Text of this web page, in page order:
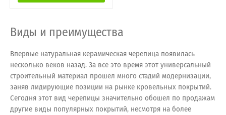
Виды и преимущества
Впервые натуральная керамическая черепица появилась
несколько веков назад. За все это время этот универсальный
строительный материал прошел много стадий модернизации,
заняв лидирующие позиции на рынке кровельных покрытий.
Сегодня этот вид черепицы значительно обошел по продажам
другие виды популярных покрытий, несмотря на более